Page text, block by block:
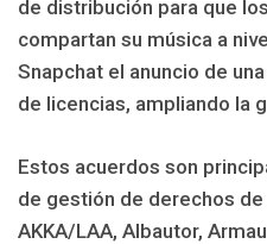
de distribución para que
compartan su música a
Snapchat el anuncio de
de licencias, ampliando la
Estos acuerdos son
de gestión de derechos
AKKA/LAA, Albautor,